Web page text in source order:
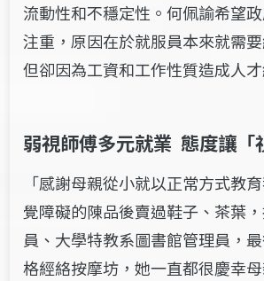
流動性和不穩定性。何佩諭希望
注重，原因在於就服員本來就需要
但卻因為工資和工作性質造成人才
弱視師傅多元就業 態度讓「
「感謝母親從小就以正常方式教
覺障礙的陳品後賣過鞋子、茶葉
員、大學特教系圖書館管理員，最
格經絡按摩坊，她一直都很慶幸